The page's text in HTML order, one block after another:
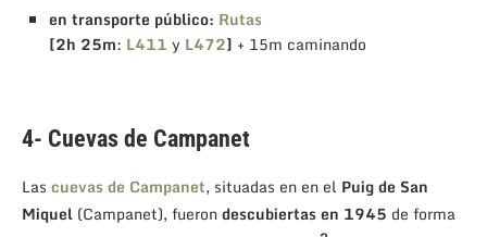
en transporte público: Rutas
[2h 25m: L411 y L472] + 15m caminando
4- Cuevas de Campanet
Las cuevas de Campanet, situadas en en el Puig de San
Miquel (Campanet), fuerondescubiertas en 1945 de forma